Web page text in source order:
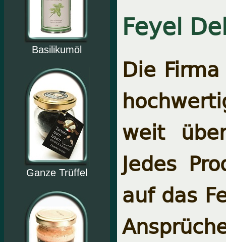
Basilikumöl
Ganze Trüffel
Feyel
Die
weit
Jedes
auf das